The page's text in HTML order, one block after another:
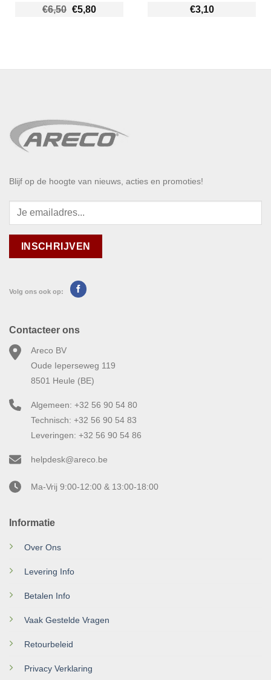
€6,50 Oorspronkelijke prijs was: €6,50.
€5,80Huidige prijs is: €5,80. €3,10
Blijf op de hoogte van nieuws, acties en promoties!
Volg ons ook op:
Informatie
Over Ons
Levering Info
Betalen Info
Vaak Gestelde Vragen
Retourbeleid
Privacy Verklaring
Contacteer ons
Areco BV
Oude Ieperseweg 119
8501 Heule (BE)
Algemeen: +32 56 90 54 80
Technisch: +32 56 90 54 83
Leveringen: +32 56 90 54 86
helpdesk@areco.be
Ma-Vrij 9:00-12:00 & 13:00-18:00